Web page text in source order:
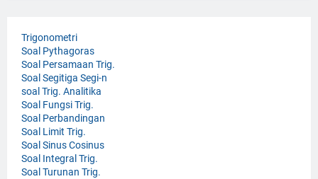
Trigonometri
Soal Pythagoras
Soal Persamaan Trig.
Soal Segitiga Segi-n
soal Trig. Analitika
Soal Fungsi Trig.
Soal Perbandingan
Soal Limit Trig.
Soal Sinus Cosinus
Soal Integral Trig.
Soal Turunan Trig.